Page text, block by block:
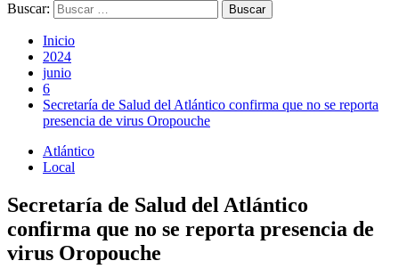
Buscar:
Inicio
2024
junio
6
Secretaría de Salud del Atlántico confirma que no se reporta
presencia de virus Oropouche
Atlántico
Local
Secretaría de Salud del Atlántico
confirma que no se reporta presencia de
virus Oropouche